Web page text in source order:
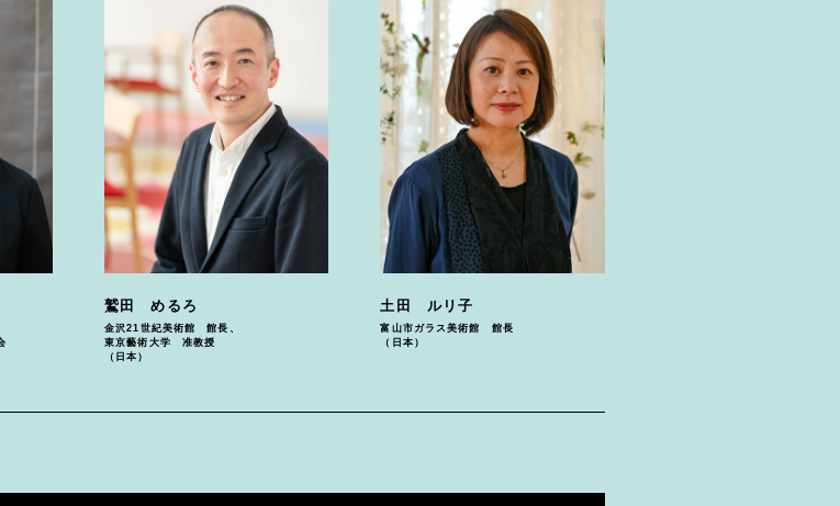
鷲田 めるろ
金沢21世紀美術館 館長、
東京藝術大学 准教授
（日本）
土田 ルリ子
富山市ガラス美術館 館長
（日本）